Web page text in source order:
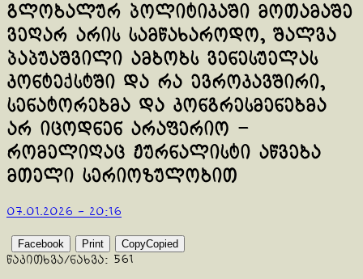
გლობალურ პოლიტიკაში მოთამაშე
ვეღარ არის სამწახაროდო, შალვა
პაპუაშვილი ამბობს ვენესუელას
კონტექსტში და რა ევროკავშირი,
სენატორებმა და კონგრესმენებმა
არ იცოდნენ არაფერიო –
რომელიღაც ჟურნალისტი აწვება
მთელი სერიოზულობით
07.01.2026 - 20:16
Facebook Print CopyCopied
წაკითხვა/ნახვა: 561